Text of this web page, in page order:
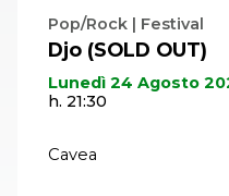
Pop/Rock | Festival
Djo (SOLD OUT)
Lunedì 24 Agosto
h. 21:30
Cavea